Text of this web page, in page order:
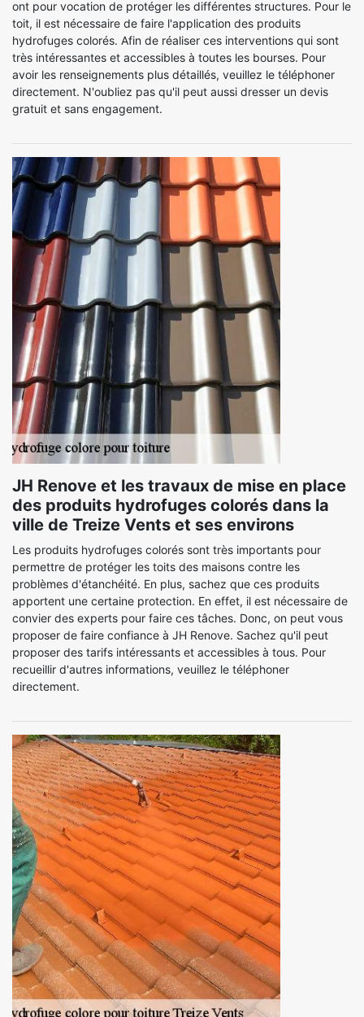
ont pour vocation de protéger les différentes structures. Pour le
toit, il est nécessaire de faire l'application des produits
hydrofuges colorés. Afin de réaliser ces interventions qui sont
très intéressantes et accessibles à toutes les bourses. Pour
avoir les renseignements plus détaillés, veuillez le téléphoner
directement. N'oubliez pas qu'il peut aussi dresser un devis
gratuit et sans engagement.
JH Renove et les travaux de mise en place
des produits hydrofuges colorés dans la
ville de Treize Vents et ses environs
Les produits hydrofuges colorés sont très importants pour
permettre de protéger les toits des maisons contre les
problèmes d'étanchéité. En plus, sachez que ces produits
apportent une certaine protection. En effet, il est nécessaire de
convier des experts pour faire ces tâches. Donc, on peut vous
proposer de faire confiance à JH Renove. Sachez qu'il peut
proposer des tarifs intéressants et accessibles à tous. Pour
recueillir d'autres informations, veuillez le téléphoner
directement.